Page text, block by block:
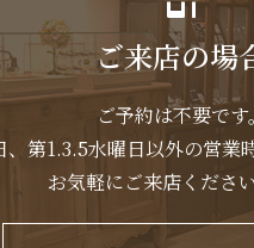
ご来店の場
ご予約は不要です
、第1.3.5水曜日以外の営業
お気軽にご来店くださ